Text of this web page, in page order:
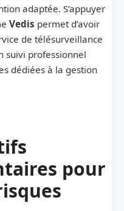
adaptée. S’appuyer
Vedis permet d’avoir
de télésurveillance
suivi professionnel
dédiées à la gestion
pour